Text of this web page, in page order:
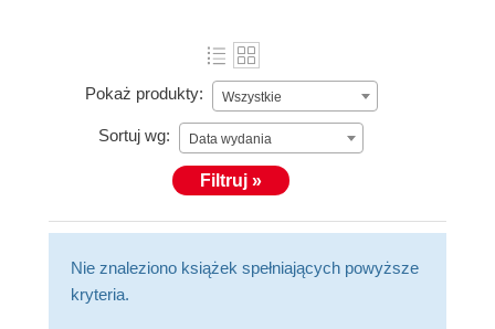
Pokaż produkty: Wszystkie
Sortuj wg: Data wydania
Filtruj »
Nie znaleziono książek spełniających powyższe
kryteria.